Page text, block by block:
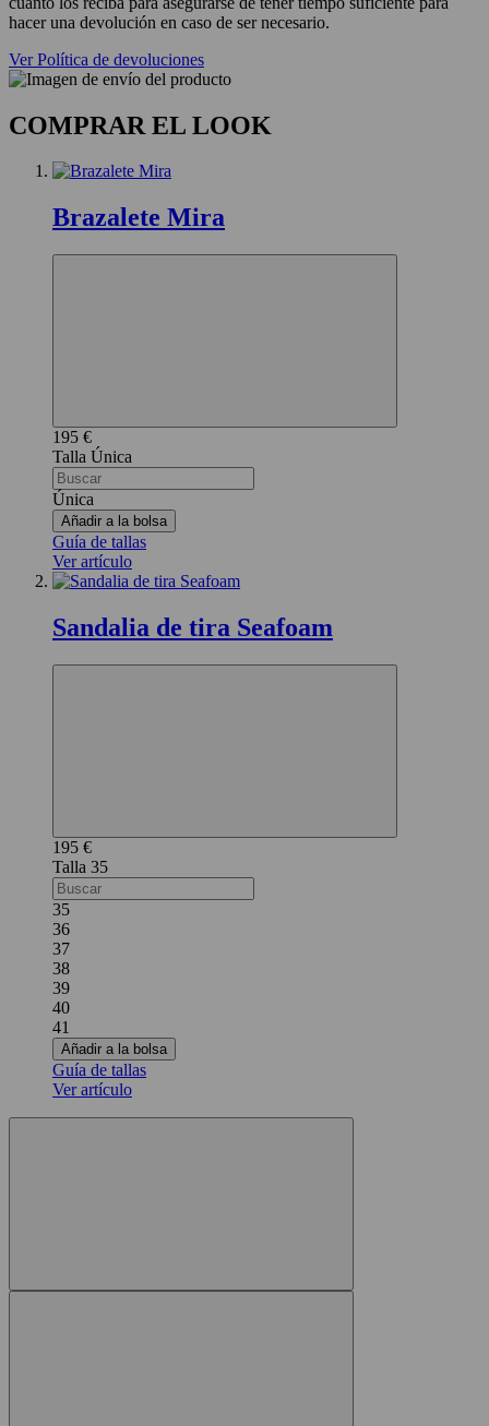
hacer una devolución en caso de ser necesario.
Ver Política de devoluciones
COMPRAR EL LOOK
Brazalete Mira
195 €
Única
Única
Añadir a la bolsa
Guía de tallas
Ver artículo
Sandalia de tira Seafoam
195 €
35
35
36
37
38
39
40
41
Añadir a la bolsa
Guía de tallas
Ver artículo